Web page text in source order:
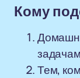
Кому
Тем,